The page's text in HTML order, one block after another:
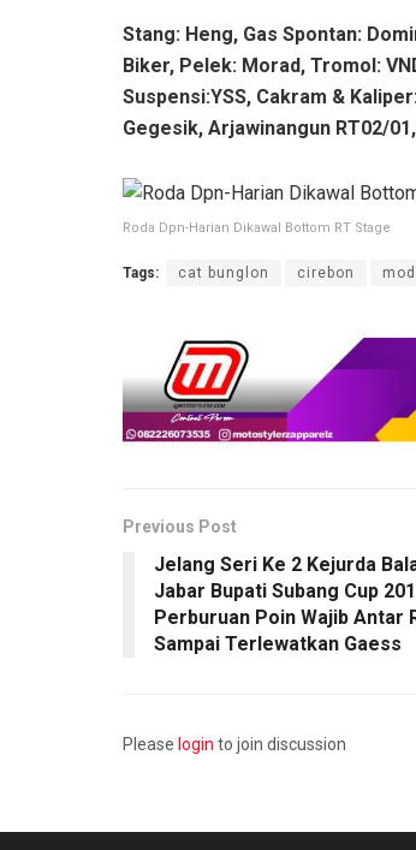
Stang: Heng, Gas Spontan:
Biker, Pelek: Morad, Tromol:
Suspensi:YSS, Cakram &
Gegesik, Arjawinangun RT02/
Roda Dpn-Harian Dikawal Bottom RT Stage
Tags: cat bunglon cirebon
Previous Post
Jelang Seri Ke 2 Kejurda
Jabar Bupati Subang Cup
Perburuan Poin Wajib Antar
Sampai Terlewatkan Gaess
Please login to join discussion